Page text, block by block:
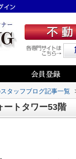
タッフブログ記事一覧
ートタワー53階